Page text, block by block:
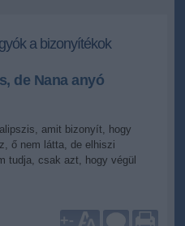
a bizonyítékok
de Nana anyó
amit bizonyít, hogy
ő nem látta, de elhiszi
tudja, csak azt, hogy végül
+-